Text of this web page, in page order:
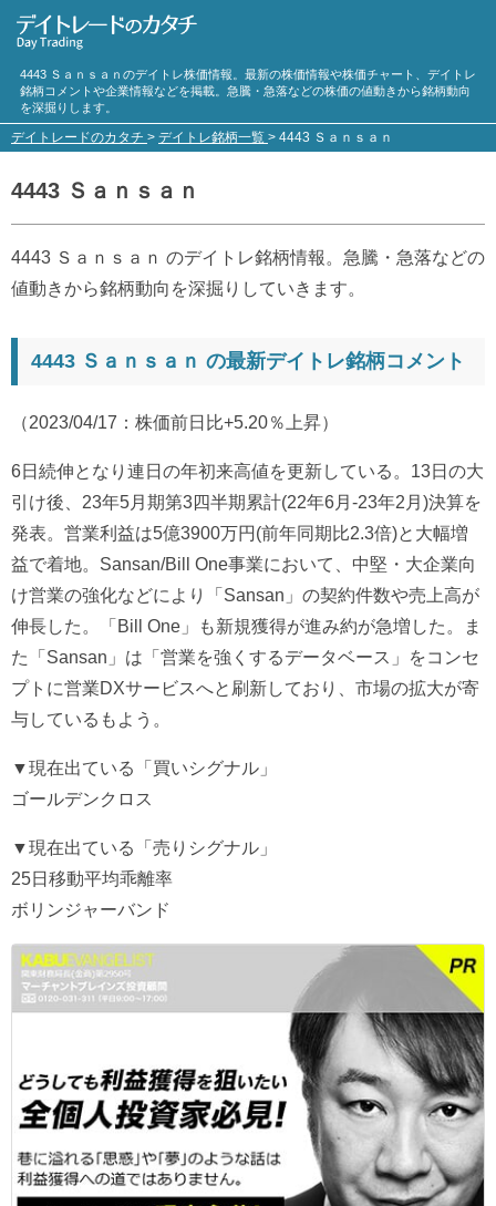
4443 Ｓａｎｓａｎのデイトレ株価情報。最新の株価情報や株価チャート、デイトレ
銘柄コメントや企業情報などを掲載。急騰・急落などの株価の値動きから銘柄動向
を深掘りします。
デイトレードのカタチ > デイトレ銘柄一覧 > 4443 Ｓａｎｓａｎ
4443 Ｓａｎｓａｎ
4443 Ｓａｎｓａｎ のデイトレ銘柄情報。急騰・急落などの
値動きから銘柄動向を深掘りしていきます。
4443 Ｓａｎｓａｎ の最新デイトレ銘柄コメント
（2023/04/17：株価前日比+5.20％上昇）
6日続伸となり連日の年初来高値を更新している。13日の大
引け後、23年5月期第3四半期累計(22年6月-23年2月)決算を
発表。営業利益は5億3900万円(前年同期比2.3倍)と大幅増
益で着地。Sansan/Bill One事業において、中堅・大企業向
け営業の強化などにより「Sansan」の契約件数や売上高が
伸長した。「Bill One」も新規獲得が進み約が急増した。ま
た「Sansan」は「営業を強くするデータベース」をコンセ
プトに営業DXサービスへと刷新しており、市場の拡大が寄
与しているもよう。
▼現在出ている「買いシグナル」
ゴールデンクロス
▼現在出ている「売りシグナル」
25日移動平均乖離率
ボリンジャーバンド